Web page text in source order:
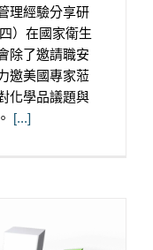
理經驗分享研
）在國家衛生
除了邀請職安
邀美國專家蒞
化學品議題與
[...]